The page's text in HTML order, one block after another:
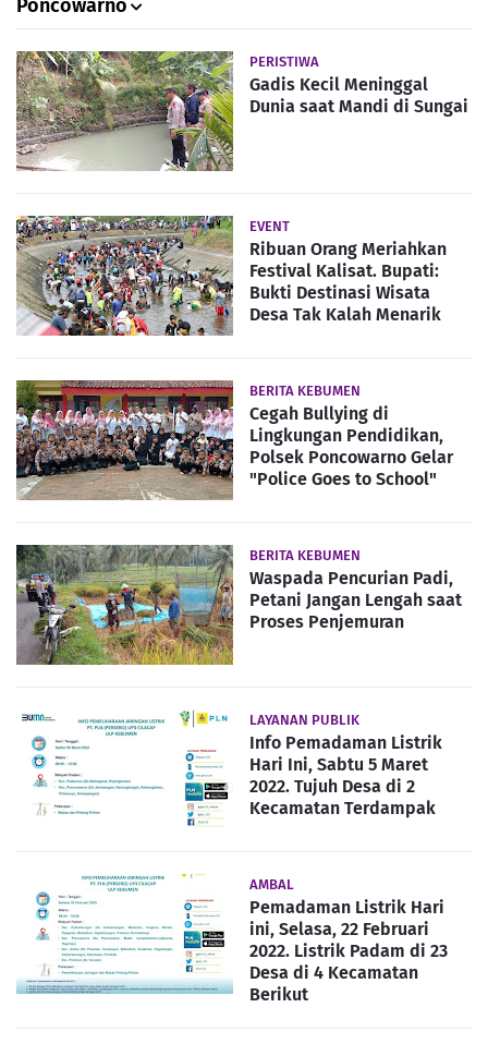
Poncowarno
PERISTIWA
Gadis Kecil Meninggal
Dunia saat Mandi di Sungai
EVENT
Ribuan Orang Meriahkan
Festival Kalisat. Bupati:
Bukti Destinasi Wisata
Desa Tak Kalah Menarik
BERITA KEBUMEN
Cegah Bullying di
Lingkungan Pendidikan,
Polsek Poncowarno Gelar
"Police Goes to School"
BERITA KEBUMEN
Waspada Pencurian Padi,
Petani Jangan Lengah saat
Proses Penjemuran
LAYANAN PUBLIK
Info Pemadaman Listrik
Hari Ini, Sabtu 5 Maret
2022. Tujuh Desa di 2
Kecamatan Terdampak
AMBAL
Pemadaman Listrik Hari
ini, Selasa, 22 Februari
2022. Listrik Padam di 23
Desa di 4 Kecamatan
Berikut